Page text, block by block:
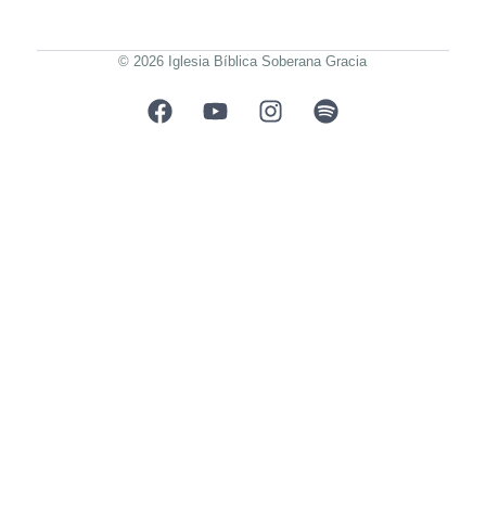
© 2026 Iglesia Bíblica Soberana Gracia